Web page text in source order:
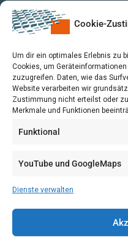
Cookie-
Um dir ein optimales Erlebnis zu
Cookies, um
zuzugreifen. Daten, wie das
Website verarbeiten wir
Zustimmung nicht erteilst oder
Merkmale und Funktionen
Funktional
YouTube und GoogleMaps
Dienste verwalten